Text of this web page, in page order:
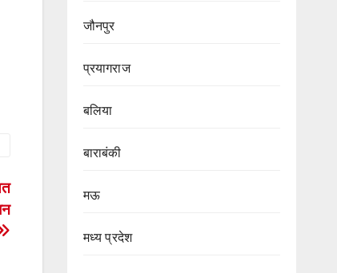
जौनपुर
प्रयागराज
बलिया
बाराबंकी
मऊ
मध्य प्रदेश